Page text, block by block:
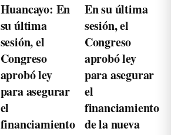
Huancayo: En
su última
sesión, el
Congreso
aprobó ley
para asegurar
el
financiamiento
En su última
sesión, el
Congreso
aprobó ley
para asegurar
el
financiamiento
de la nueva